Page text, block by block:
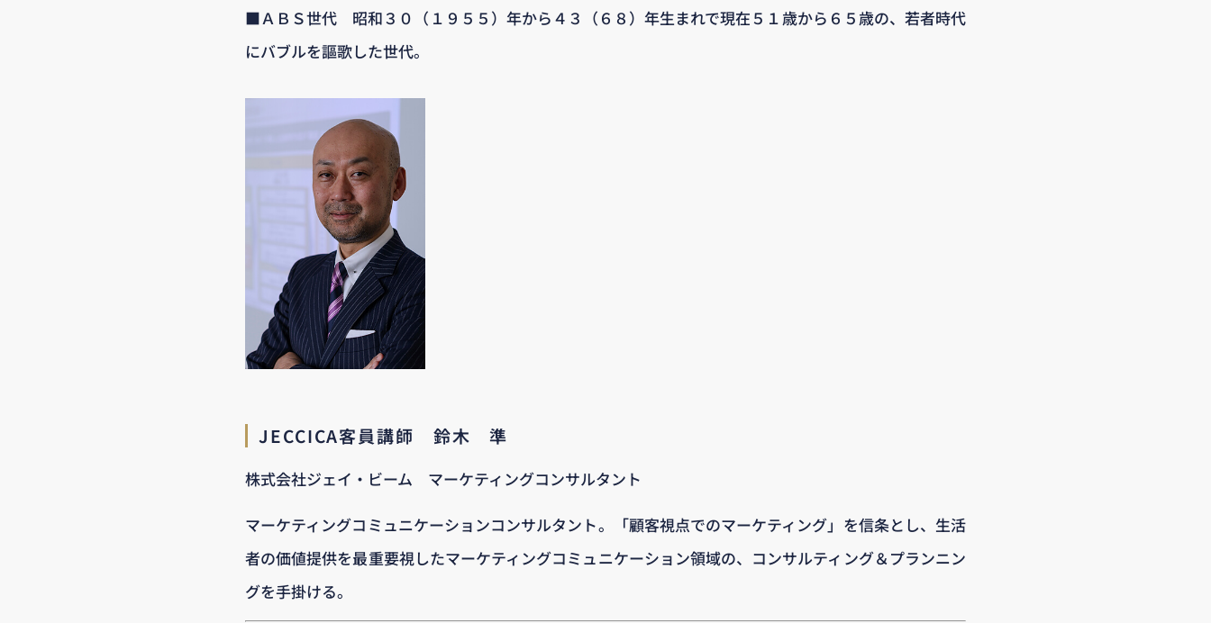
■ＡＢＳ世代 昭和３０（１９５５）年から４３（６８）年生まれで現在５１歳から６５歳の、若者時代
にバブルを謳歌した世代。
JECCICA客員講師 鈴木 準
株式会社ジェイ・ビーム マーケティングコンサルタント
マーケティングコミュニケーションコンサルタント。「顧客視点でのマーケティング」を信条とし、生活
者の価値提供を最重要視したマーケティングコミュニケーション領域の、コンサルティング＆プランニン
グを手掛ける。